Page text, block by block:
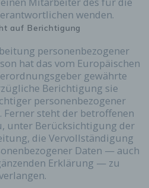
wenden.
auf Berichtigung
personenbezogener
hat das vom Europäischen
gewährte
Berichtigung sie
personenbezogener
Ferner steht der betroffenen
unter Berücksichtigung der
die Vervollständigung
Daten — auch
Erklärung — zu
Verantwortlichen und für
und gespeichert. Der für
kann die
beispielsweise einen
veranlassen, der die
Daten ebenfalls
interne Verwendung, die
Verantwortlichen
ist, nutzt.
auf der Internetseite des
wird ferner
Provider (ISP) der
IP-Adresse, das
der Registrierung